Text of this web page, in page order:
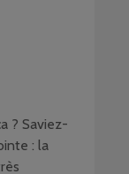
? Saviez-
: la